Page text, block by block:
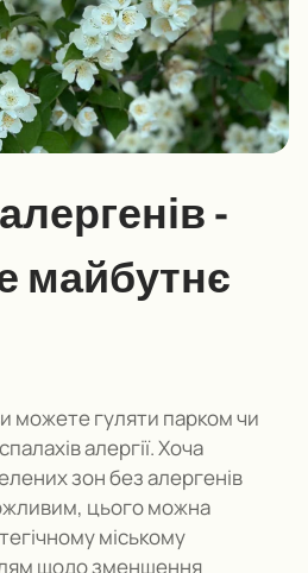
-
майбутнє
можете гуляти парком чи
алергії.Хоча
зон без алергенів
цього можна
міському
щодо зменшення